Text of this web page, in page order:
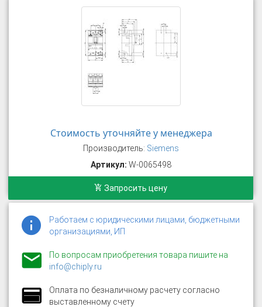
Стоимость уточняйте у менеджера
Производитель: Siemens
Артикул: W-0065498
Запросить цену
Работаем с юридическими лицами, бюджетными
организациями, ИП
По вопросам приобретения товара пишите на
info@chiply.ru
Оплата по безналичному расчету согласно
выставленному счету